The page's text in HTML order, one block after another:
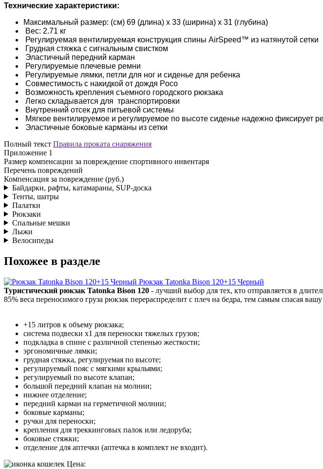
Технические характеристики:
Максимальный размер: (см) 69 (длина) x 33 (ширина) x 31 (глубина)
Вес: 2.71 кг
Регулируемая вентилируемая конструкция спины AirSpeed™ из натянутой сетки
Грудная стяжка с сигнальным свистком
Эластичный передний карман
Регулируемые плечевые ремни
Регулируемые лямки, петли для ног и сиденье для ребенка
Совместимость с накидкой от дождя Poco
Возможность крепления съемного городского рюкзака
Легко складывается для транспортировки
Внутренний отсек для питьевой системы
Мягкое вентилируемое и регулируемое по высоте сиденье надежно фиксирует
Эластичные боковые карманы из сетки
Полный текст Правила проката снаряжения
Приложение 1
Размер компенсации за повреждение спортивного инвентаря
Перечень повреждений
Компенсация за повреждение (руб.)
Байдарки, рафты, катамараны, SUP-доска
Тенты, шатры
Палатки
Рюкзаки
Спальные мешки
Лыжи
Велосипеды
Похожее в разделе
Рюкзак Tatonka Bison 120+15 Черный
Туристический рюкзак Tatonka Bison 120 - лучший выбор для тех, кто отправляется в
85% веса переносимого груза рюкзак перераспределит с плеч на бедра, тем самым спасая
+15 литров к объему рюкзака;
система подвески х1 для переноски тяжелых грузов;
подкладка в спине с различной степенью жесткости;
эргономичные лямки;
грудная стяжка, регулируемая по высоте;
регулируемый пояс с мягкими крыльями;
регулируемый по высоте клапан;
большой передний клапан на молнии;
нижнее отделение;
передний карман на герметичной молнии;
боковые карманы;
ручки для переноски;
крепления для треккинговых палок или ледоруба;
боковые стяжки;
отделение для аптечки (аптечка в комплект не входит).
Цена: